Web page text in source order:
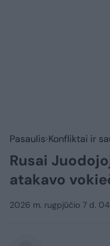
Pasaulis Konfliktai ir
Rusai
atakavo
2026 m. rugpjūčio 7 d.